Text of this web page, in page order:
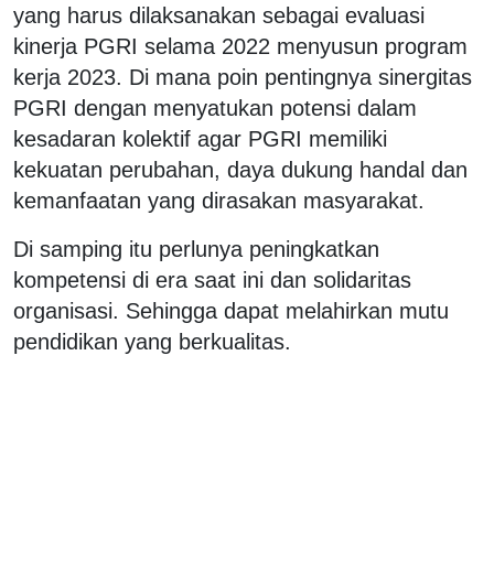
yang harus dilaksanakan sebagai evaluasi
kinerja PGRI selama 2022 menyusun program
kerja 2023. Di mana poin pentingnya sinergitas
PGRI dengan menyatukan potensi dalam
kesadaran kolektif agar PGRI memiliki
kekuatan perubahan, daya dukung handal dan
kemanfaatan yang dirasakan masyarakat.
Di samping itu perlunya peningkatkan
kompetensi di era saat ini dan solidaritas
organisasi. Sehingga dapat melahirkan mutu
pendidikan yang berkualitas.